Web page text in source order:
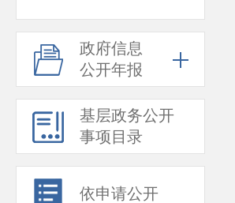
政府信息
公开年报
基层政务公开
事项目录
依申请公开